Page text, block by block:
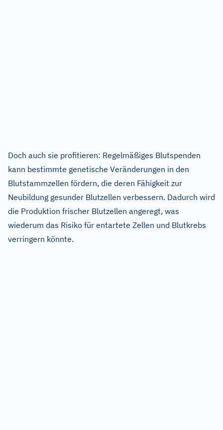
Doch auch sie profitieren: Regelmäßiges Blutspenden
kann bestimmte genetische Veränderungen in den
Blutstammzellen fördern, die deren Fähigkeit zur
Neubildung gesunder Blutzellen verbessern. Dadurch wird
die Produktion frischer Blutzellen angeregt, was
wiederum das Risiko für entartete Zellen und Blutkrebs
verringern könnte.